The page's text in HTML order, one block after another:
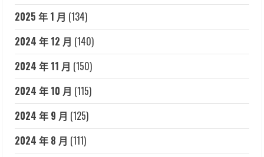
2025 年 1 月 (134)
2024 年 12 月 (140)
2024 年 11 月 (150)
2024 年 10 月 (115)
2024 年 9 月 (125)
2024 年 8 月 (111)